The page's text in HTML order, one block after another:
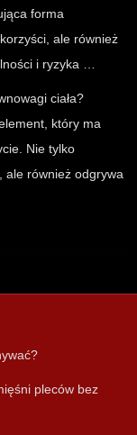
forma
ale również
i ryzyka …
ciała?
który ma
Nie tylko
ale również odgrywa
pleców bez